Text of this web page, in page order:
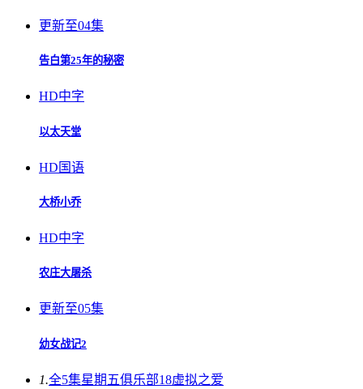
更新至04集
告白第25年的秘密
HD中字
以太天堂
HD国语
大桥小乔
HD中字
农庄大屠杀
更新至05集
幼女战记2
1.全5集星期五俱乐部18虚拟之爱